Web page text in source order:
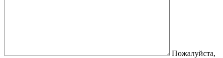
Пожалуйста,